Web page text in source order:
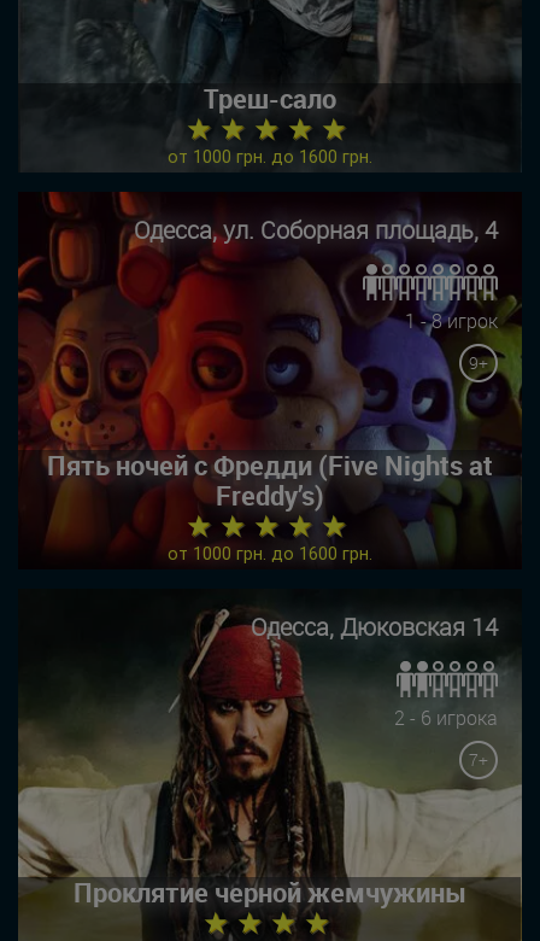
Треш-сало
★ ★ ★ ★ ★
от 1000 грн. до 1600 грн.
Одесса, ул. Соборная площадь, 4
1 - 8 игрок
9+
Пять ночей с Фредди (Five Nights at
Freddy’s)
★ ★ ★ ★ ★
от 1000 грн. до 1600 грн.
Одесса, Дюковская 14
2 - 6 игрока
7+
Проклятие черной жемчужины
★ ★ ★ ★